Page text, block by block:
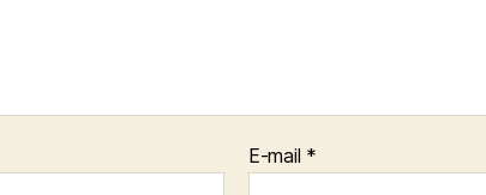
E-mail *